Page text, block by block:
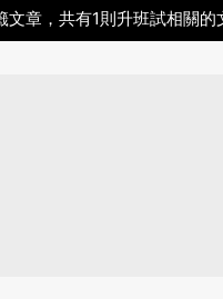
文章，共有1則升班試相關的